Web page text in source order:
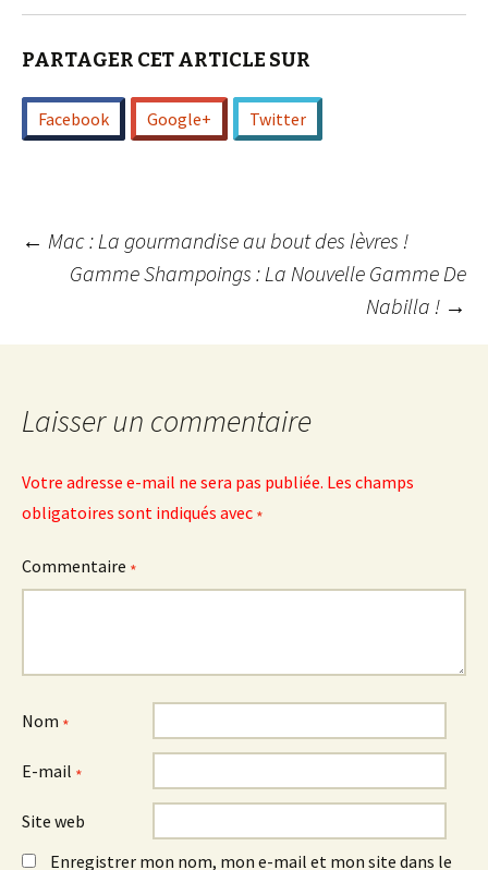
PARTAGER CET ARTICLE SUR
Facebook Google+ Twitter
Navigation
← Mac : La gourmandise au bout des lèvres !
Gamme Shampoings : La Nouvelle Gamme De
Nabilla ! →
Laisser un commentaire
Votre adresse e-mail ne sera pas publiée. Les champs
obligatoires sont indiqués avec *
Commentaire *
Nom *
E-mail *
Site web
Enregistrer mon nom, mon e-mail et mon site dans le